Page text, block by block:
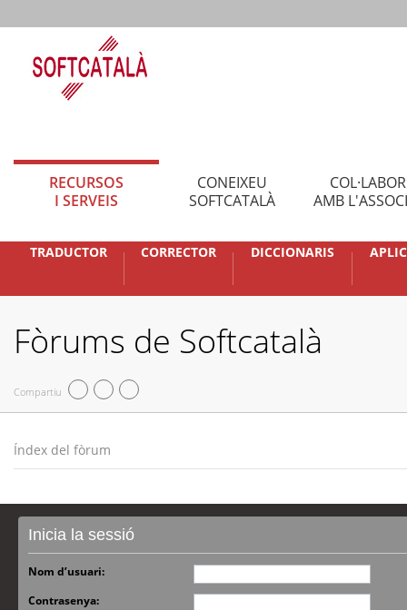
RECURSOS
I SERVEIS
CONEIXEU
SOFTCATALÀ
AMB
TRADUCTOR CORRECTOR DICCIONARIS
Fòrums de Softcatalà
Compartiu
Índex del fòrum
Inicia la sessió
Nom d’usuari:
Contrasenya: